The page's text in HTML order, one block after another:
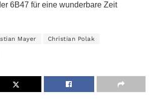
6B47 für eine wunderbare Zeit
Mayer Christian Polak